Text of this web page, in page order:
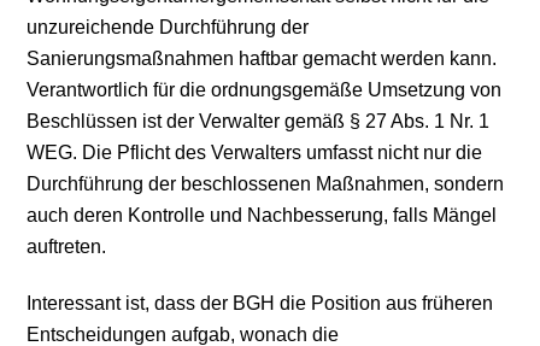
unzureichende Durchführung der
Sanierungsmaßnahmen haftbar gemacht werden kann.
Verantwortlich für die ordnungsgemäße Umsetzung von
Beschlüssen ist der Verwalter gemäß § 27 Abs. 1 Nr. 1
WEG. Die Pflicht des Verwalters umfasst nicht nur die
Durchführung der beschlossenen Maßnahmen, sondern
auch deren Kontrolle und Nachbesserung, falls Mängel
auftreten.
Interessant ist, dass der BGH die Position aus früheren
Entscheidungen aufgab, wonach die